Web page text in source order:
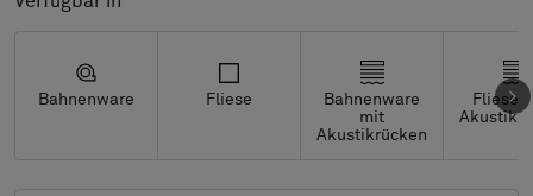
Bahnenware Fliese
Bahnenware
mit
Akustikrücken
Fliesen